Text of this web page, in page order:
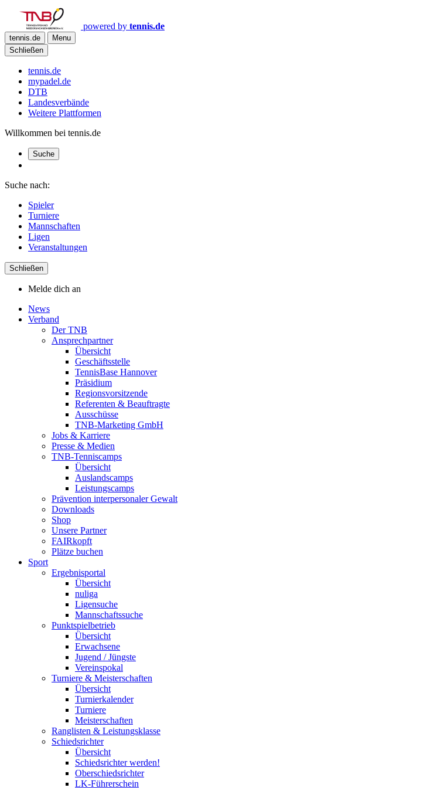
powered by tennis.de
tennis.de
Menu
Schließen
tennis.de
mypadel.de
DTB
Landesverbände
Weitere Plattformen
Willkommen bei tennis.de
Suche
Suche nach:
Spieler
Turniere
Mannschaften
Ligen
Veranstaltungen
Schließen
Melde dich an
News
Verband
Der TNB
Ansprechpartner
Übersicht
Geschäftsstelle
TennisBase Hannover
Präsidium
Regionsvorsitzende
Referenten & Beauftragte
Ausschüsse
TNB-Marketing GmbH
Jobs & Karriere
Presse & Medien
TNB-Tenniscamps
Übersicht
Auslandscamps
Leistungscamps
Prävention interpersonaler Gewalt
Downloads
Shop
Unsere Partner
FAIRkopft
Plätze buchen
Sport
Ergebnisportal
Übersicht
nuliga
Ligensuche
Mannschaftssuche
Punktspielbetrieb
Übersicht
Erwachsene
Jugend / Jüngste
Vereinspokal
Turniere & Meisterschaften
Übersicht
Turnierkalender
Turniere
Meisterschaften
Ranglisten & Leistungsklasse
Schiedsrichter
Übersicht
Schiedsrichter werden!
Oberschiedsrichter
LK-Führerschein